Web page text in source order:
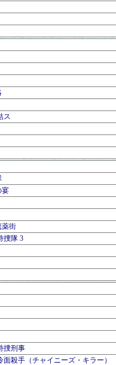
ス
宴
薬街
捜隊 3
捜刑事
殺手（チャイニーズ・キラー）